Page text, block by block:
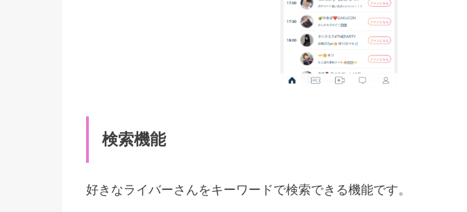
検索機能
好きなライバーさんをキーワードで検索できる機能です。